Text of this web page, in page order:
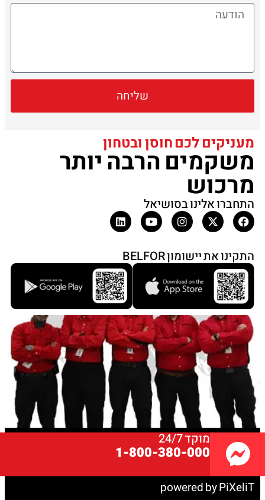
מוקד 24/7
1-800-380-000
שליחה
מעניקים לכם חוסן ובטחון
משקמים הרבה יותר
מרכוש
התחברו אלינו בסושיאל
התקינו את יישומון BELFOR
© כל הזכויות שמורות בלפור ישראל
טלפון: 1-800-380-000
תנאי שימוש מאמרים הצהרת נגישות הצהרת פרטיות
powered by PiXeliT